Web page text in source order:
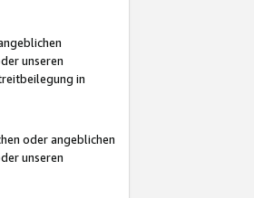
unseren
in
oder angeblichen
unseren